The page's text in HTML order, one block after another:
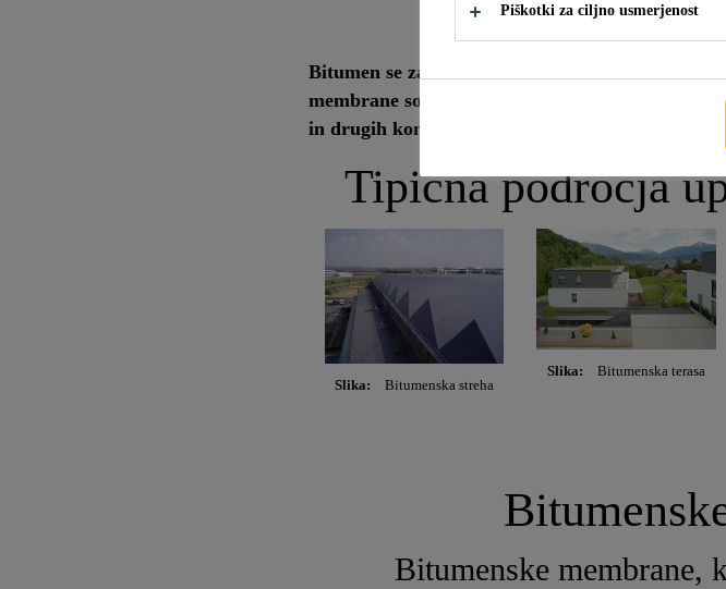
Bitumen se zaradi odličnih hidroizolacijskih
membrane so kot nalašč za hidroizolacijo
in drugih konstrukcij.
Tipična področja
Slika: Bitumenska streha
Slika:
Bitumenska terasa
Bitumenske membrane,
Piškotki za ciljno usmerjenost